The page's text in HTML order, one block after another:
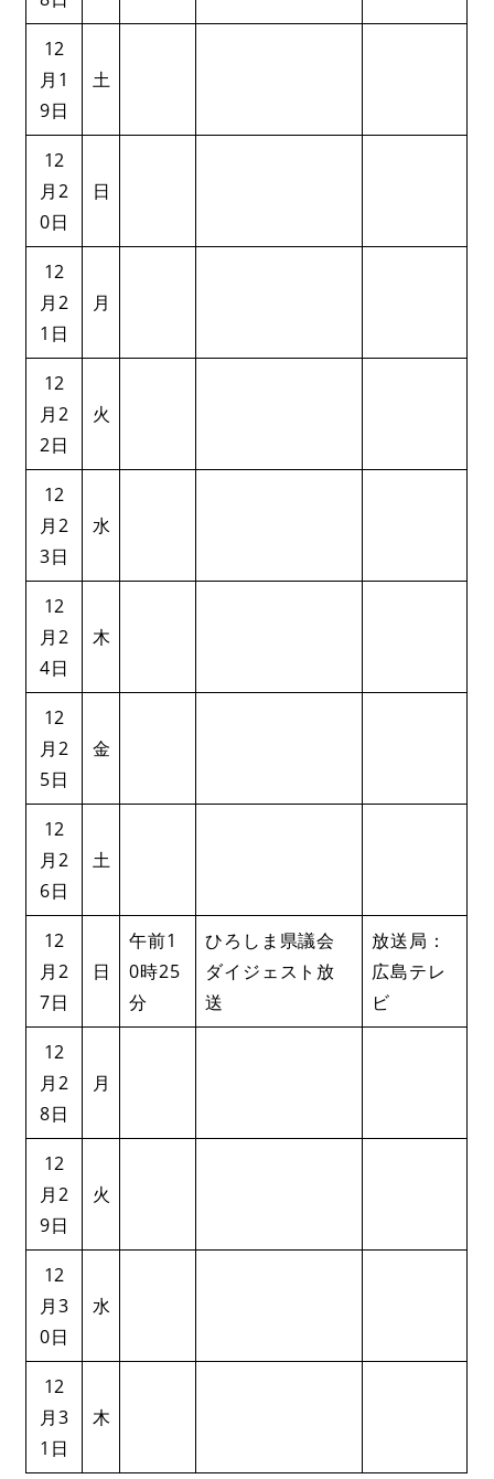
12
月1
9日
土
12
月2
0日
日
12
月2
1日
月
12
月2
2日
火
12
月2
3日
水
12
月2
4日
木
12
月2
5日
金
12
月2
6日
土
12
月2
7日
日
午前1
0時25
分
ひろしま県議会
ダイジェスト放
送
放送局：
広島テレ
ビ
12
月2
8日
月
12
月2
9日
火
12
月3
0日
水
12
月3
1日
木